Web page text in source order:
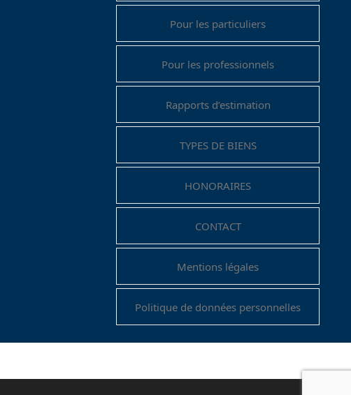
Pour les particuliers
Pour les professionnels
Rapports d’estimation
TYPES DE BIENS
HONORAIRES
CONTACT
Mentions légales
Politique de données personnelles